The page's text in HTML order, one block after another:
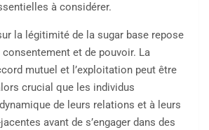
à considérer.
la légitimité de la sugar base repose
et de pouvoir. La
mutuel et l’exploitation peut être
crucial que les individus
de leurs relations et à leurs
avant de s’engager dans des